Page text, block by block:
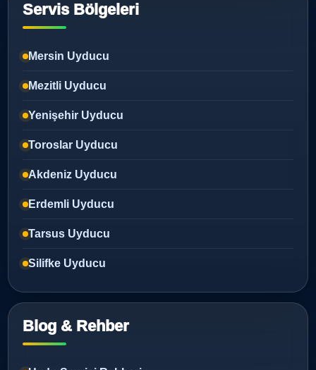
Servis Bölgeleri
Mersin Uyducu
Mezitli Uyducu
Yenişehir Uyducu
Toroslar Uyducu
Akdeniz Uyducu
Erdemli Uyducu
Tarsus Uyducu
Silifke Uyducu
Blog & Rehber